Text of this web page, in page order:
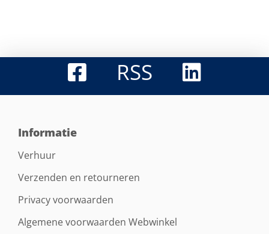
RSS
Informatie
Verhuur
Verzenden en retourneren
Privacy voorwaarden
Algemene voorwaarden Webwinkel